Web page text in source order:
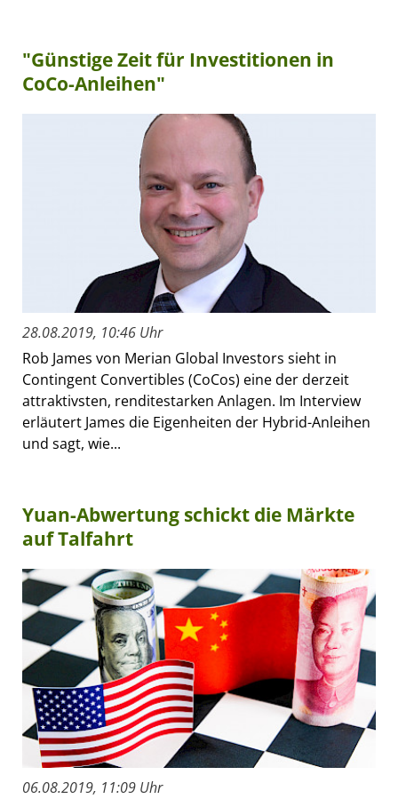
"Günstige Zeit für Investitionen in
CoCo-Anleihen"
28.08.2019, 10:46 Uhr
Rob James von Merian Global Investors sieht in
Contingent Convertibles (CoCos) eine der derzeit
attraktivsten, renditestarken Anlagen. Im Interview
erläutert James die Eigenheiten der Hybrid-Anleihen
und sagt, wie...
Yuan-Abwertung schickt die Märkte
auf Talfahrt
06.08.2019, 11:09 Uhr